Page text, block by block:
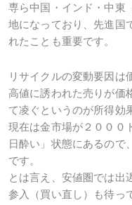
専ら中国・インド・中東
地になっており、先進国
れたことも重要です。
リサイクルの変動要因は
高値に誘われた売りが価
て凌ぐというのが所得効
現在は金市場が２０００
日酔い」状態にあるので
です。
とは言え、安値圏では出
参入（買い直し）も待っ